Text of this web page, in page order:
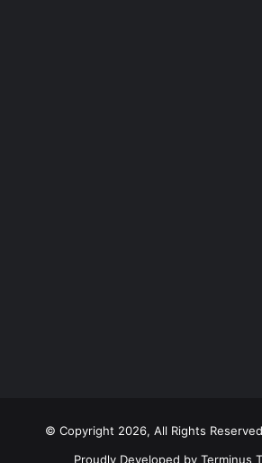
© Copyright 2026, All Rights
Proudly Developed by Terminus